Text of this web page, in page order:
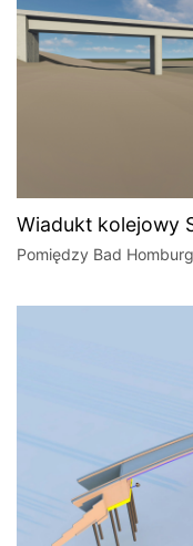
Wiadukt kolejowy
Pomiędzy Bad